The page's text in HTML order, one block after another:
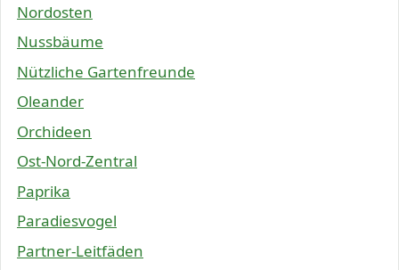
Nordosten
Nussbäume
Nützliche Gartenfreunde
Oleander
Orchideen
Ost-Nord-Zentral
Paprika
Paradiesvogel
Partner-Leitfäden